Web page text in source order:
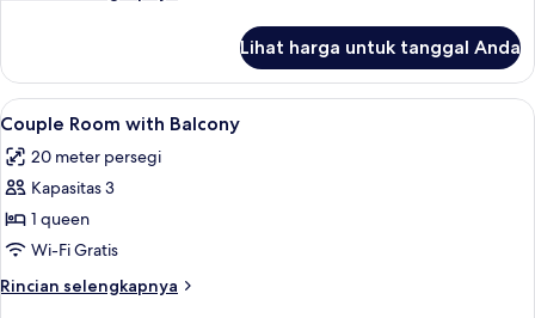
Balcony
Family
Suite
with
Balcony
Lihat harga untuk tanggal Anda
Lihat
semua
foto
untuk
Couple
Room
with
Balcony
Couple Room with Balcony | Seprai
4
Couple Room with Balcony
20 meter persegi
Kapasitas 3
1 queen
Wi-Fi Gratis
Rincian selengkapnya
Rincian